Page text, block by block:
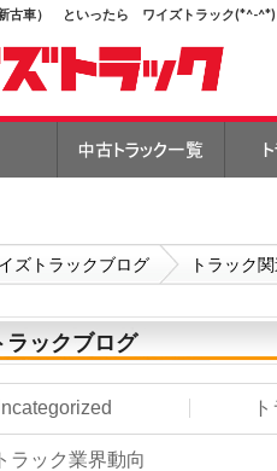
古車） といったら ワイズトラック(*^-
ズトラックブログ トラック
ラックブログ
ラック業界動向